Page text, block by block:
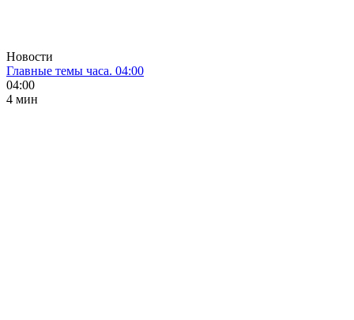
Новости
Главные темы часа. 04:00
04:00
4 мин